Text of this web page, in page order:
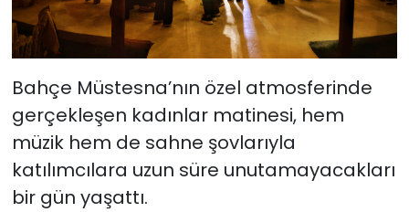
Bahçe Müstesna’nın özel atmosferinde
gerçekleşen kadınlar matinesi, hem
müzik hem de sahne şovlarıyla
katılımcılara uzun süre unutamayacakları
bir gün yaşattı.